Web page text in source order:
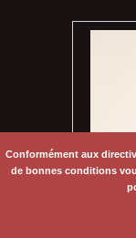
Conformément aux
de bonnes conditions